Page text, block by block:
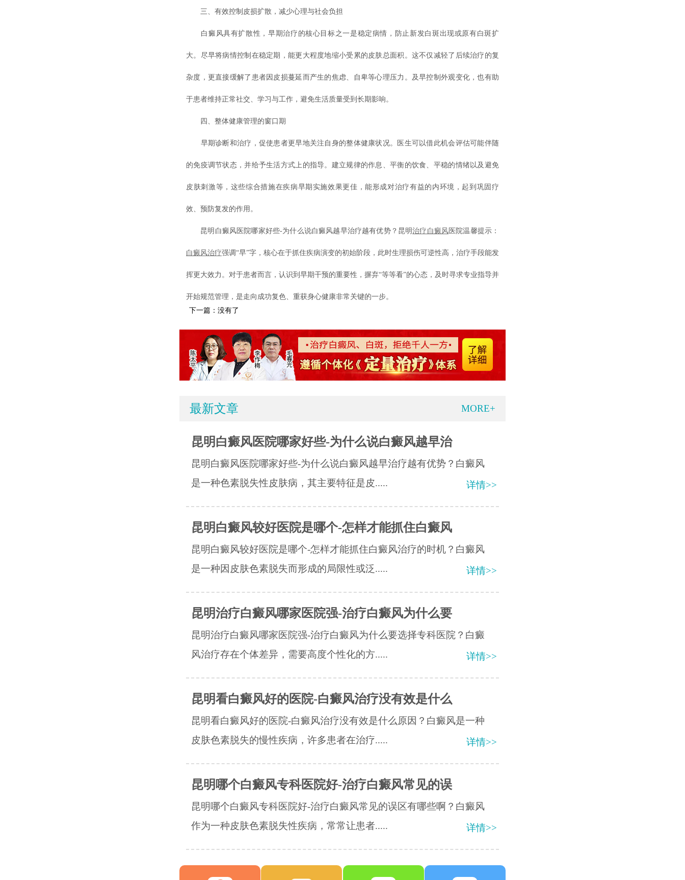
三、有效控制皮损扩散，减少心理与社会负担
白癜风具有扩散性，早期治疗的核心目标之一是稳定病情，防止新发白斑出现或原有白斑扩
大。尽早将病情控制在稳定期，能更大程度地缩小受累的皮肤总面积。这不仅减轻了后续治疗的复
杂度，更直接缓解了患者因皮损蔓延而产生的焦虑、自卑等心理压力。及早控制外观变化，也有助
于患者维持正常社交、学习与工作，避免生活质量受到长期影响。
四、整体健康管理的窗口期
早期诊断和治疗，促使患者更早地关注自身的整体健康状况。医生可以借此机会评估可能伴随
的免疫调节状态，并给予生活方式上的指导。建立规律的作息、平衡的饮食、平稳的情绪以及避免
皮肤刺激等，这些综合措施在疾病早期实施效果更佳，能形成对治疗有益的内环境，起到巩固疗
效、预防复发的作用。
昆明白癜风医院哪家好些-为什么说白癜风越早治疗越有优势？昆明治疗白癜风 医院温馨提示：
白癜风治疗强调“早”字，核心在于抓住疾病演变的初始阶段，此时生理损伤可逆性高，治疗手段能发
挥更大效力。对于患者而言，认识到早期干预的重要性，摒弃“等等看”的心态，及时寻求专业指导并
开始规范管理，是走向成功复色、重获身心健康非常关键的一步。
下一篇：没有了
最新文章 MORE+
昆明白癜风医院哪家好些-为什么说白癜风越早治
昆明白癜风医院哪家好些-为什么说白癜风越早治疗越有优势？白癜风
是一种色素脱失性皮肤病，其主要特征是皮.....
详情>>
昆明白癜风较好医院是哪个-怎样才能抓住白癜风
昆明白癜风较好医院是哪个-怎样才能抓住白癜风治疗的时机？白癜风
是一种因皮肤色素脱失而形成的局限性或泛.....
详情>>
昆明治疗白癜风哪家医院强-治疗白癜风为什么要
昆明治疗白癜风哪家医院强-治疗白癜风为什么要选择专科医院？白癜
风治疗存在个体差异，需要高度个性化的方.....
详情>>
昆明看白癜风好的医院-白癜风治疗没有效是什么
昆明看白癜风好的医院-白癜风治疗没有效是什么原因？白癜风是一种
皮肤色素脱失的慢性疾病，许多患者在治疗.....
详情>>
昆明哪个白癜风专科医院好-治疗白癜风常见的误
昆明哪个白癜风专科医院好-治疗白癜风常见的误区有哪些啊？白癜风
作为一种皮肤色素脱失性疾病，常常让患者.....
详情>>